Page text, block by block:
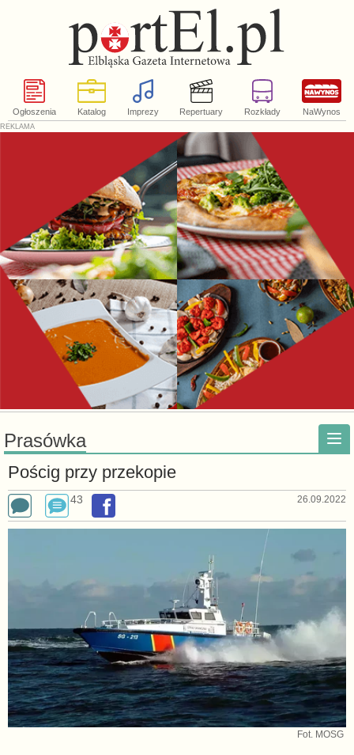
Ogłoszenia Katalog Imprezy Repertuary Rozkłady NaWynos
Prasówka
Pościg przy przekopie
43 26.09.2022
Fot. MOSG